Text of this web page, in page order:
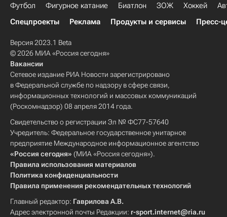
Футбол Фигурное катание Биатлон ЗОЖ Хоккей
Спецпроекты
Реклама Продукты и сервисы Пресс-
Версия 2023.1 Beta
© 2026 МИА «Россия сегодня»
Вакансии
Сетевое издание РИА Новости зарегистрировано
в Федеральной службе по надзору в сфере связи,
информационных технологий и массовых коммуникаций
(Роскомнадзор) 08 апреля 2014 года.
Свидетельство о регистрации Эл № ФС77-57640
Учредитель: Федеральное государственное унитарное
предприятие Международное информационное агентство
«Россия сегодня» (МИА «Россия сегодня»).
Правила использования материалов
Политика конфиденциальности
Правила применения рекомендательных технологий
Главный редактор: Гаврилова А.В.
Адрес электронной почты Редакции: r-sport.internet@ria.ru